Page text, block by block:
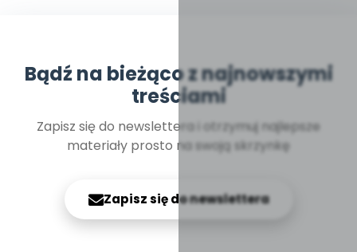
Bądź na bieżąco z najnowszymi
treściami
Zapisz się do newslettera i otrzymuj najlepsze
materiały prosto na swoją skrzynkę
Zapisz się do newslettera